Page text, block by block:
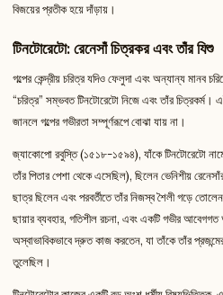
বিজয়ের প্রতীক হয়ে দাঁড়ায়।
টিনটোরেটো: রেনেসাঁ চিত্রকর এবং তাঁর যিশু
গল্পের কেন্দ্রীয় চরিত্র যদিও ফেলুদা এবং অন্যান্য মানব
“চরিত্র” সম্ভবত টিনটোরেটো নিজে এবং তাঁর চিত্রকর্ম।
জানলে গল্পের গভীরতা সম্পূর্ণরূপে বোঝা যায় না।
জ্যাকোপো রবুস্তি (১৫১৮-১৫৯৪), যাঁকে টিনটোরেটো
তাঁর পিতার পেশা থেকে এসেছিল), ছিলেন ভেনিশীয়
ছাত্র ছিলেন এবং পরবর্তীতে তাঁর নিজস্ব শৈলী গড়ে
ছায়ার ব্যবহার, গতিশীল রচনা, এবং একটি গভীর
অস্বাভাবিকভাবে দ্রুত কাজ করতেন, যা তাঁকে তাঁর
তুলেছিল।